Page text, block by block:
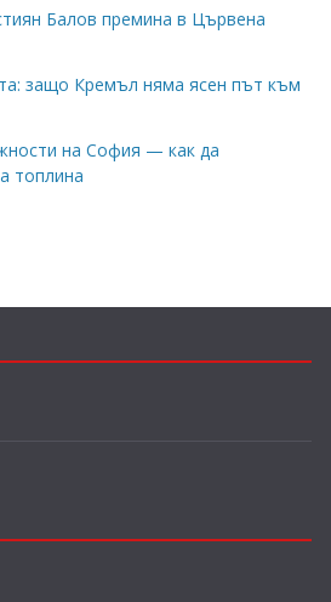
Балов премина в Цървена
защо Кремъл няма ясен път към
на София — как да
топлина